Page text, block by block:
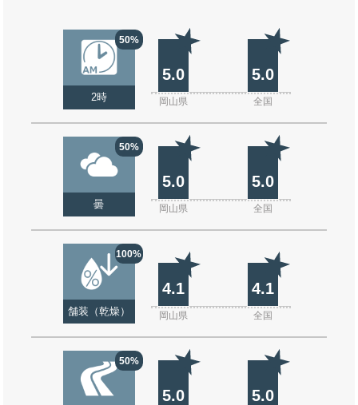
50%
2時
5.0 5.0
岡山県 全国
50%
曇
5.0 5.0
岡山県 全国
100%
舗装（乾燥）
4.1 4.1
岡山県 全国
50%
5.0 5.0